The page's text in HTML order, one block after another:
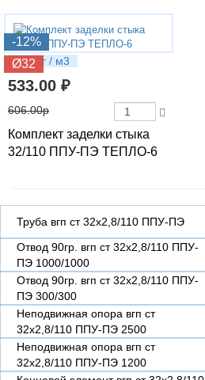
-12%
Ø32
1.03 кг / м3
533.00 ₽
606.00р
Комплект заделки стыка
32/110 ППУ-ПЭ ТЕПЛО-6
Труба вгп ст 32х2,8/110 ППУ-ПЭ
Отвод 90гр. вгп ст 32х2,8/110 ППУ-
ПЭ 1000/1000
Отвод 90гр. вгп ст 32х2,8/110 ППУ-
ПЭ 300/300
Неподвижная опора вгп ст
32х2,8/110 ППУ-ПЭ 2500
Неподвижная опора вгп ст
32х2,8/110 ППУ-ПЭ 1200